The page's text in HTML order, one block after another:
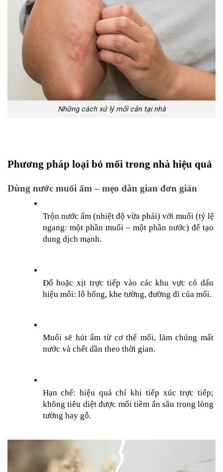
Những cách xử lý mối cắn tại nhà
Phương pháp loại bỏ mối trong nhà hiệu quả
Dùng nước muối ấm – mẹo dân gian đơn giản
Trộn nước ấm (nhiệt độ vừa phải) với muối (tỷ lệ
ngang: một phần muối – một phần nước) để tạo
dung dịch mạnh.
Đổ hoặc xịt trực tiếp vào các khu vực có dấu
hiệu mối: lỗ hổng, khe tường, đường đi của mối.
Muối sẽ hút ẩm từ cơ thể mối, làm chúng mất
nước và chết dần theo thời gian.
Hạn chế: hiệu quả chỉ khi tiếp xúc trực tiếp;
không tiêu diệt được mối tiềm ẩn sâu trong lòng
tường hay gỗ.